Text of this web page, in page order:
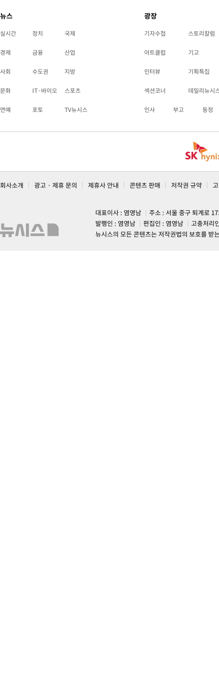
뉴스
실시간 정치 국제
경제 금융 산업
사회 수도권 지방
문화 IT·바이오 스포츠
연예 포토 TV뉴시스
광장
기자수첩 스토리칼럼
아트클럽 기고
인터뷰 기획특집
섹션코너 데일리뉴시
인사 부고 동정
회사소개 광고 · 제휴 문의 제휴사 안내 콘텐츠 판매 저작권 규약
대표이사 : 염영남
주소 : 서울 중구 퇴계로
발행인 : 염영남
편집인 : 염영남
고충처리
뉴시스의 모든 콘텐츠는 저작권법의 보호를